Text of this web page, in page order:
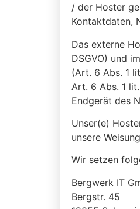
/ der Hoster
Kontaktdaten,
Das externe
DSGVO) und
(Art. 6 Abs. 1
Art. 6 Abs. 1
Endgerät des
Unser(e)
unsere
Wir setzen
Bergwerk IT
Bergstr. 45